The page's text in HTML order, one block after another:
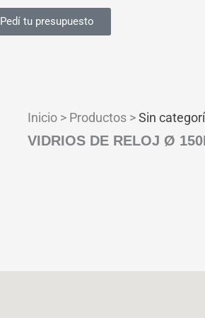
Pedí tu presupuesto
Inicio > Productos >Sin
VIDRIOS DE RELOJ Ø